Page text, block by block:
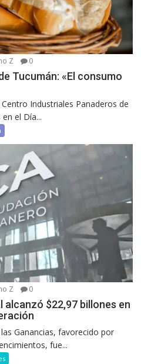
Z 0
Tucumán: «El consumo
Industriales Panaderos de
el Día...
Z 0
$22,97 billones en
Ganancias, favorecido por
fue...